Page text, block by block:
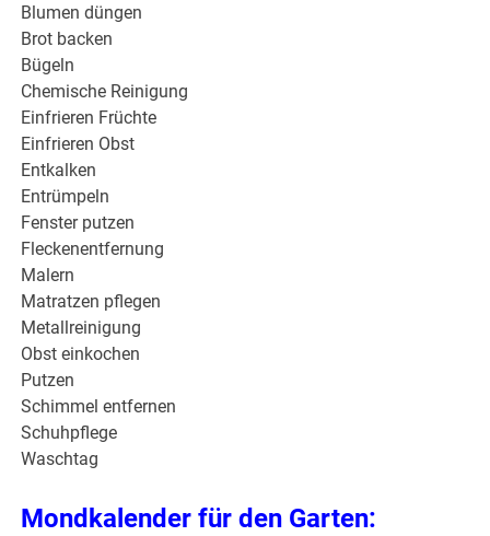
Blumen düngen
Brot backen
Bügeln
Chemische Reinigung
Einfrieren Früchte
Einfrieren Obst
Entkalken
Entrümpeln
Fenster putzen
Fleckenentfernung
Malern
Matratzen pflegen
Metallreinigung
Obst einkochen
Putzen
Schimmel entfernen
Schuhpflege
Waschtag
Mondkalender für den Garten: